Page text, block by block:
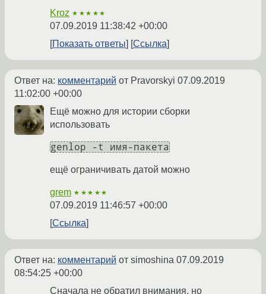
Kroz ★★★★★
07.09.2019 11:38:42 +00:00
Показать ответы
Ссылка
Ответ на: комментарий от Pravorskyi 07.09.2019
11:02:00 +00:00
Ещё можно для истории сборки
использовать
genlop -t имя-пакета
ещё ограничивать датой можно
grem ★★★★★
07.09.2019 11:46:57 +00:00
Ссылка
Ответ на: комментарий от simoshina 07.09.2019
08:54:25 +00:00
Сначала не обратил внимания, но